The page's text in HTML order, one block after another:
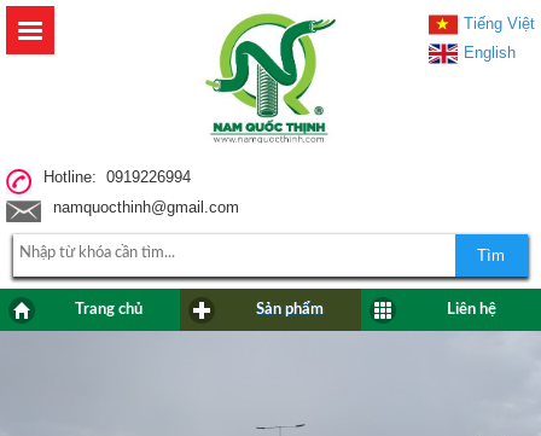
Hotline: 0919226994
namquocthinh@gmail.com
Tiếng Việt
English
Tìm
Trang chủ Sản phẩm Liên hệ